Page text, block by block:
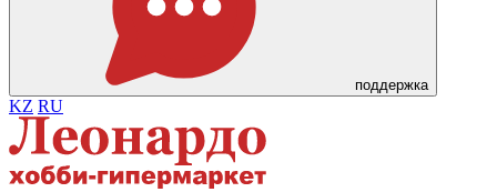
поддержка
KZ RU